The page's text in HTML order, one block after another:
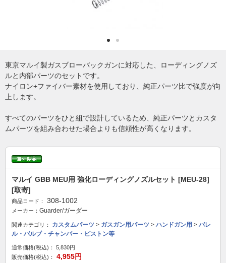
東京マルイ製ガスブローバックガンに対応した、ローディングノズ
ルと内部パーツのセットです。
ナイロン+ファイバー素材を使用しており、純正パーツ比で強度が向
上します。
すべてのパーツをひと組で設計しているため、純正パーツとカスタ
ムパーツを組み合わせた場合よりも信頼性が高くなります。
マルイ GBB MEU用 強化ローディングノズルセット [MEU-28]
[取寄]
商品コード： 308-1002
メーカー： Guarder/ガーダー
関連カテゴリ： カスタムパーツ > ガスガン用パーツ > ハンドガン用 > バレ
ル・バルブ・チャンバー・ピストン等
通常価格(税込)：
5,830円
販売価格(税込)：
4,955円